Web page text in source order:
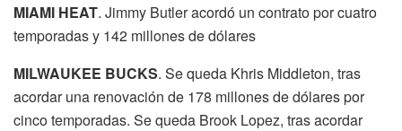
MIAMI HEAT. Jimmy Butler acordó un contrato por cuatro
temporadas y 142 millones de dólares
MILWAUKEE BUCKS. Se queda Khris Middleton, tras
acordar una renovación de 178 millones de dólares por
cinco temporadas. Se queda Brook Lopez, tras acordar